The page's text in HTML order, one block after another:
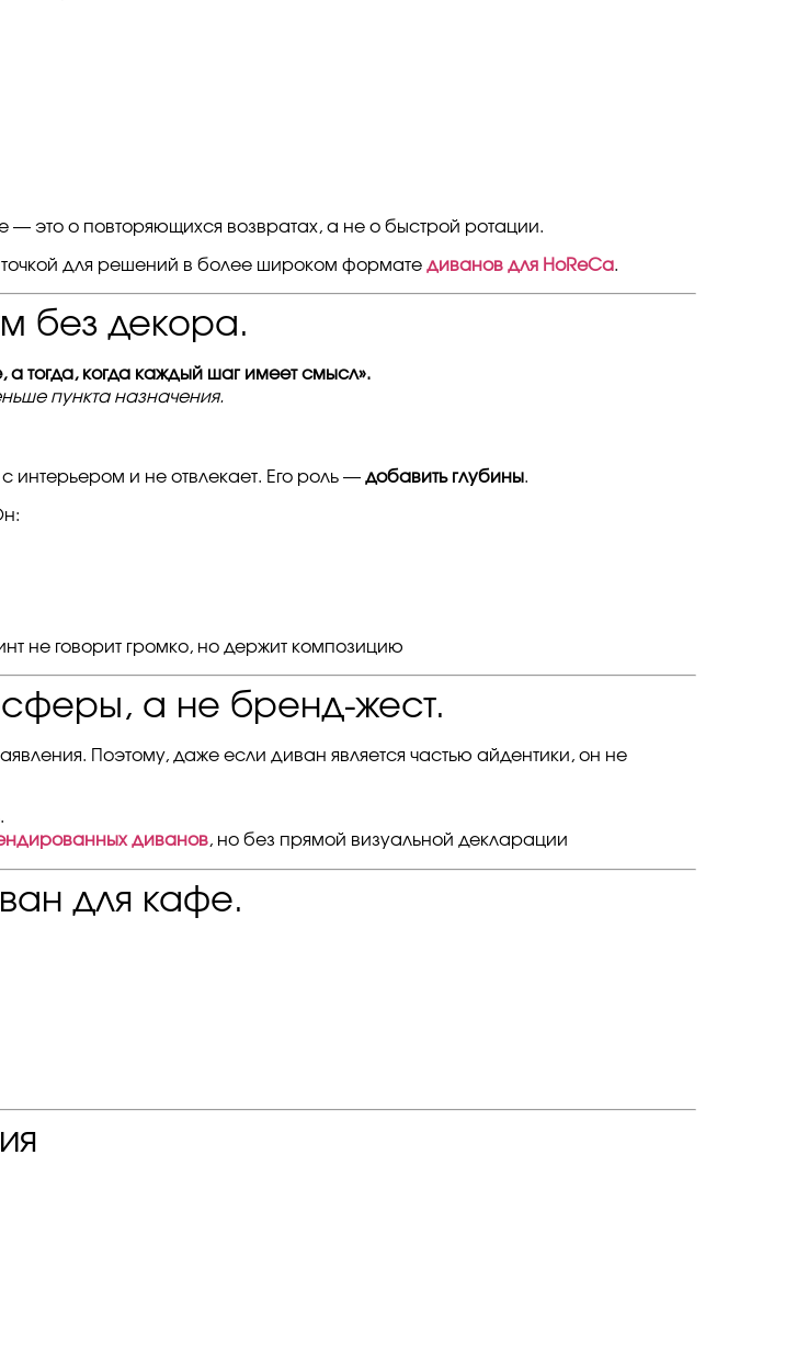
это о повторяющихся возвратах, а не о быстрой ротации.
точкой для решений в более широком формате диванов для HoReCa.
без декора.
а тогда, когда каждый шаг имеет смысл».
пункта назначения.
интерьером и не отвлекает. Его роль — добавить глубины.
не говорит громко, но держит композицию
а не бренд-жест.
Поэтому, даже если диван является частью айдентики, он не
диванов, но без прямой визуальной декларации
для кафе.